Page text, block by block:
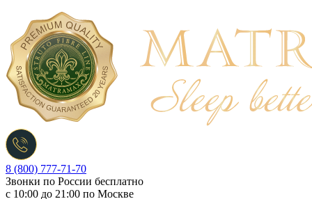
8 (800) 777-71-70
Звонки по России бесплатно
c 10:00 до 21:00 по Москве